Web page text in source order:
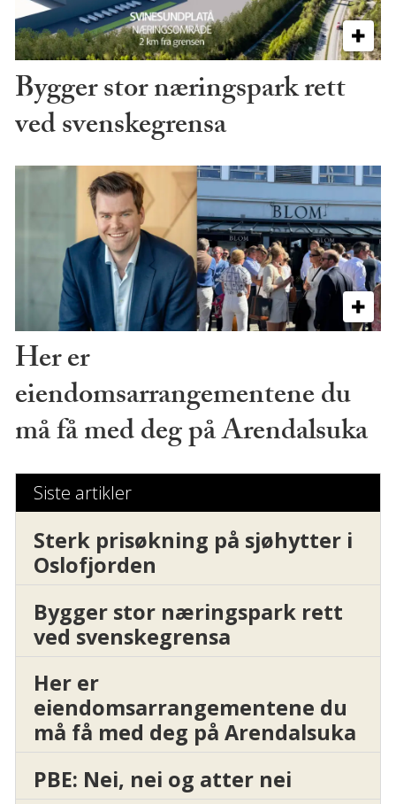
Bygger stor næringspark rett
ved svenskegrensa
Her er
eiendomsarrangementene du
må få med deg på Arendalsuka
Siste artikler
Sterk prisøkning på sjøhytter i
Oslofjorden
Bygger stor næringspark rett
ved svenskegrensa
Her er
eiendomsarrangementene du
må få med deg på Arendalsuka
PBE: Nei, nei og atter nei